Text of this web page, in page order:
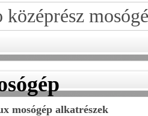
középrész
mosógép alkatrészek